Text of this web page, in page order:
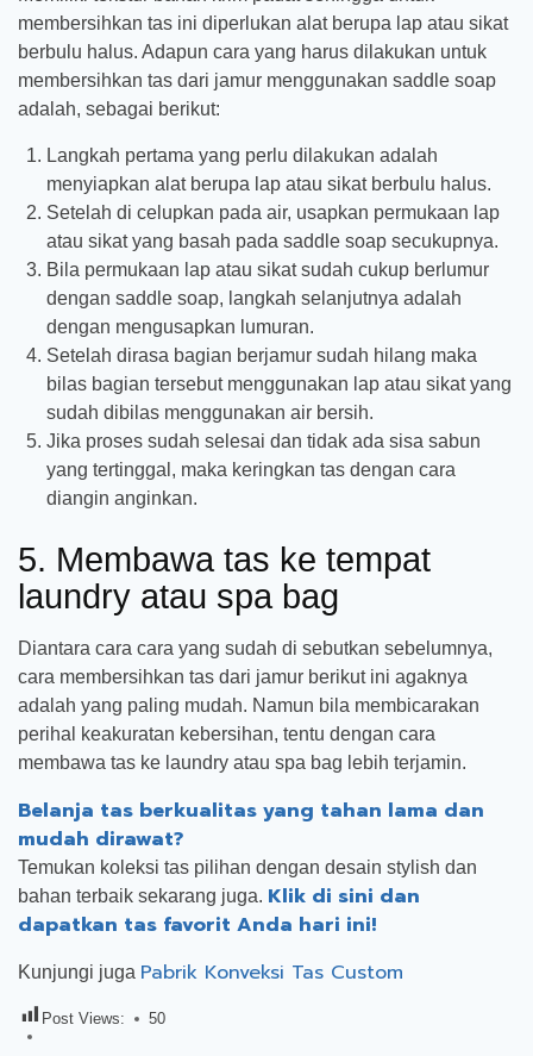
membersihkan tas ini diperlukan alat berupa lap atau sikat
berbulu halus. Adapun cara yang harus dilakukan untuk
membersihkan tas dari jamur menggunakan saddle soap
adalah, sebagai berikut:
Langkah pertama yang perlu dilakukan adalah
menyiapkan alat berupa lap atau sikat berbulu halus.
Setelah di celupkan pada air, usapkan permukaan lap
atau sikat yang basah pada saddle soap secukupnya.
Bila permukaan lap atau sikat sudah cukup berlumur
dengan saddle soap, langkah selanjutnya adalah
dengan mengusapkan lumuran.
Setelah dirasa bagian berjamur sudah hilang maka
bilas bagian tersebut menggunakan lap atau sikat yang
sudah dibilas menggunakan air bersih.
Jika proses sudah selesai dan tidak ada sisa sabun
yang tertinggal, maka keringkan tas dengan cara
diangin anginkan.
5. Membawa tas ke tempat
laundry atau spa bag
Diantara cara cara yang sudah di sebutkan sebelumnya,
cara membersihkan tas dari jamur berikut ini agaknya
adalah yang paling mudah. Namun bila membicarakan
perihal keakuratan kebersihan, tentu dengan cara
membawa tas ke laundry atau spa bag lebih terjamin.
Belanja tas berkualitas yang tahan lama dan
mudah dirawat?
Temukan koleksi tas pilihan dengan desain stylish dan
bahan terbaik sekarang juga. Klik di sini dan
dapatkan tas favorit Anda hari ini!
Kunjungi juga Pabrik Konveksi Tas Custom
Post Views: 50